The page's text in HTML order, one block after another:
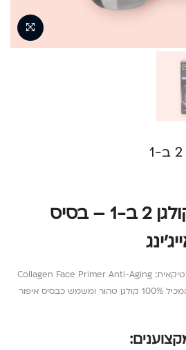
פריימר וסרום קולגן 2 ב-1 – בסיס
מוצר חובה לכל מאפרת וקוסמטיקאית: Collagen Face Primer Anti-Aging
Serum. זהו פתרון דו-שימושי המכיל 100% קולגן טהור ומשמש כבסיס איפור